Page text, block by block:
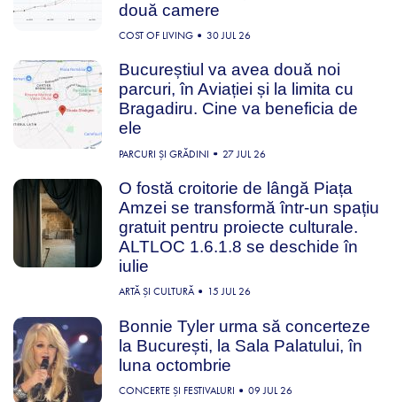
două camere
COST OF LIVING 30 JUL 26
Bucureștiul va avea două noi
parcuri, în Aviației și la limita cu
Bragadiru. Cine va beneficia de
ele
PARCURI ȘI GRĂDINI 27 JUL 26
O fostă croitorie de lângă Piața
Amzei se transformă într-un spațiu
gratuit pentru proiecte culturale.
ALTLOC 1.6.1.8 se deschide în
iulie
ARTĂ ȘI CULTURĂ 15 JUL 26
Bonnie Tyler urma să concerteze
la București, la Sala Palatului, în
luna octombrie
CONCERTE ȘI FESTIVALURI 09 JUL 26